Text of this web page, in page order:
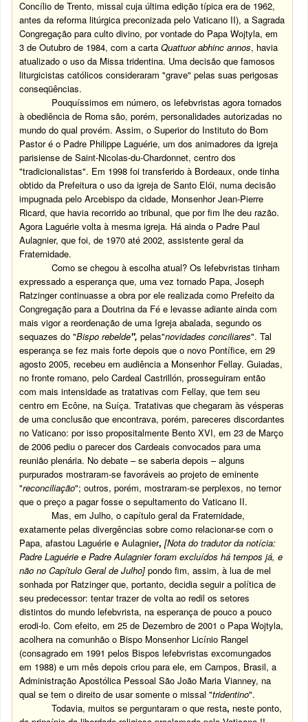
Concílio de Trento, missal cuja última edição típica era de 1962,
antes da reforma litúrgica preconizada pelo Vaticano II), a Sagrada
Congregação para culto divino, por vontade do Papa Wojtyla, em
3 de Outubro de 1984, com a cartaQuattuor abhinc annos, havia
atualizado o uso da Missa tridentina. Uma decisão que famosos
liturgicistas católicos consideraram "grave" pelas suas perigosas
conseqüências.
Pouquíssimos em número, os lefebvristas agora tornados
à obediência de Roma são, porém, personalidades autorizadas no
mundo do qual provém. Assim, o Superior do Instituto do Bom
Pastor é o Padre Philippe Laguérie, um dos animadores da igreja
parisiense de Saint-Nicolas-du-Chardonnet, centro dos
"tradicionalistas". Em 1998 foi transferido à Bordeaux, onde tinha
obtido da Prefeitura o uso da igreja de Santo Elói, numa decisão
impugnada pelo Arcebispo da cidade, Monsenhor Jean-Pierre
Ricard, que havia recorrido ao tribunal, que por fim lhe deu razão.
Agora Laguérie volta à mesma igreja. Há ainda o Padre Paul
Aulagnier, que foi, de 1970 até 2002, assistente geral da
Fraternidade.
Como se chegou à escolha atual?Os lefebvristas tinham
expressado a esperança que, uma vez tornado Papa, Joseph
Ratzinger continuasse a obra por ele realizada como Prefeito da
Congregação para a Doutrina da Fé e levasse adiante ainda com
mais vigor a reordenação de uma Igreja abalada, segundo os
sequazes do "Bispo rebelde",pelas"novidades conciliares". Tal
esperança se fez mais forte depois que o novo Pontífice, em 29
agosto 2005, recebeu em audiência a Monsenhor Fellay. Guiadas,
no fronte romano, pelo Cardeal Castrillón, prosseguiram então
com mais intensidade as tratativas com Fellay, que tem seu
centro em Ecône, na Suíça. Tratativas que chegaram às vésperas
de uma conclusão que encontrava, porém, pareceres discordantes
no Vaticano: por isso propositalmente Bento XVI, em 23 de Março
de 2006 pediu o parecer dos Cardeais convocados para uma
reunião plenária. No debate – se saberia depois – alguns
purpurados mostraram-se favoráveis ao projeto de eminente
"reconciliação"; outros, porém, mostraram-se perplexos, no temor
que o preço a pagar fosse o sepultamento do Vaticano II.
Mas, em Julho, o capítulo geral da Fraternidade,
exatamente pelas divergências sobre como relacionar-se com o
Papa, afastou Laguérie e Aulagnier,[Nota do tradutor da notícia:
Padre Laguérie e Padre Aulagnier foram excluídos há tempos já, e
não no Capítulo Geral de Julho] pondo fim, assim, à lua de mel
sonhada por Ratzinger que, portanto, decidia seguir a política de
seu predecessor: tentar trazer de volta ao redil os setores
distintos do mundo lefebvrista, na esperança de pouco a pouco
erodi-lo. Com efeito, em 25 de Dezembro de 2001 o Papa Wojtyla,
acolhera na comunhão o Bispo Monsenhor Licínio Rangel
(consagrado em 1991 pelos Bispos lefebvristas excomungados
em 1988) e um mês depois criou para ele, em Campos, Brasil, a
Administração Apostólica Pessoal São João Maria Vianney, na
qual se tem o direito de usar somente o missal "tridentino".
Todavia, muitos se perguntaram o que resta, neste ponto,